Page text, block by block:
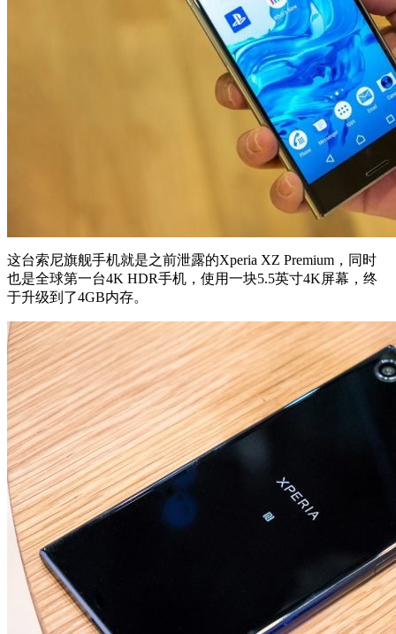
这台索尼旗舰手机就是之前泄露的Xperia XZ Premium，同时
也是全球第一台4K HDR手机，使用一块5.5英寸4K屏幕，终
于升级到了4GB内存。